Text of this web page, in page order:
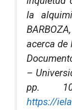
la
acerca de
–
pp.
https://